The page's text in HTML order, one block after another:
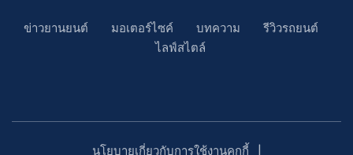
ข่าวยานยนต์ มอเตอร์ไซค์ บทความ
รีวิวรถยนต์
ไลฟ์สไตล์
นโยบายเกี่ยวกับการใช้งานคุกกี้